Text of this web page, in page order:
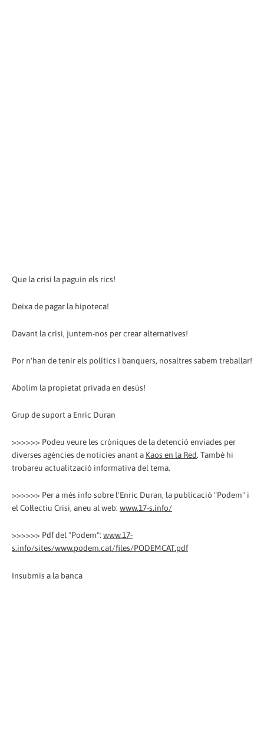
Que la crisi la paguin els rics!
Deixa de pagar la hipoteca!
Davant la crisi, juntem-nos per crear alternatives!
Por n'han de tenir els polítics i banquers, nosaltres sabem treballar!
Abolim la propietat privada en desús!
Grup de suport a Enric Duran
>>>>>> Podeu veure les cròniques de la detenció enviades per
diverses agències de noticies anant a Kaos en la Red. També hi
trobareu actualització informativa del tema.
>>>>>> Per a més info sobre l'Enric Duran, la publicació "Podem" i
el Col·lectiu Crisi, aneu al web: www.17-s.info/
>>>>>> Pdf del "Podem": www.17-
s.info/sites/www.podem.cat/files/PODEMCAT.pdf
Insubmis a la banca